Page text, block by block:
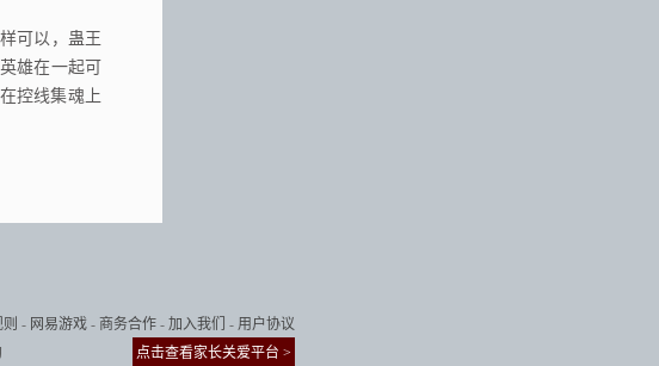
可以，蛊王
雄在一起可
控线集魂上
- 网易游戏 - 商务合作 - 加入我们 - 用户协议
点击查看家长关爱平台 >